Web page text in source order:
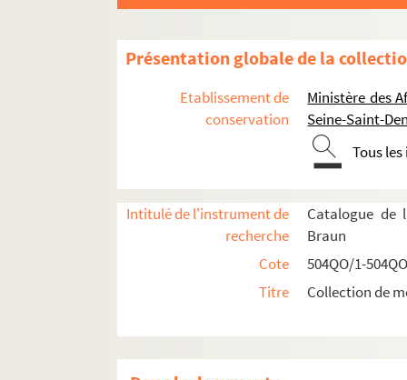
Présentation globale de la
Etablissement de
conservation
Ministère des
Seine-Saint-
Tous
Intitulé de l'instrument de
recherche
Catalogue de
Braun
Cote
504QO/1-
Titre
Collection de
Réceptions données par ou pour les
Représentations diplomatiques et
504QO/1. À Berlin
504QO/2. À Constantinople, La